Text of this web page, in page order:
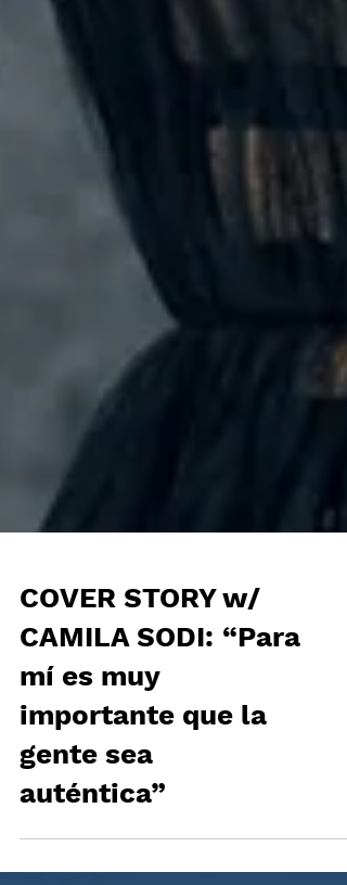
COVER STORY w/
CAMILA SODI: “Para
mí es muy
importante que la
gente sea